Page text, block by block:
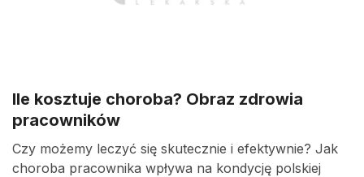
Ile kosztuje choroba? Obraz zdrowia
pracowników
Czy możemy leczyć się skutecznie i efektywnie? Jak
choroba pracownika wpływa na kondycję polskiej